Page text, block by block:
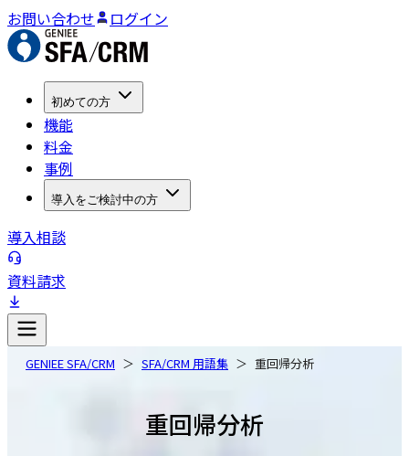
お問い合わせ ログイン
初めての方
機能
料金
事例
導入をご検討中の方
導入相談
資料請求
GENIEE SFA/CRM SFA/CRM 用語集 重回帰分析
重回帰分析